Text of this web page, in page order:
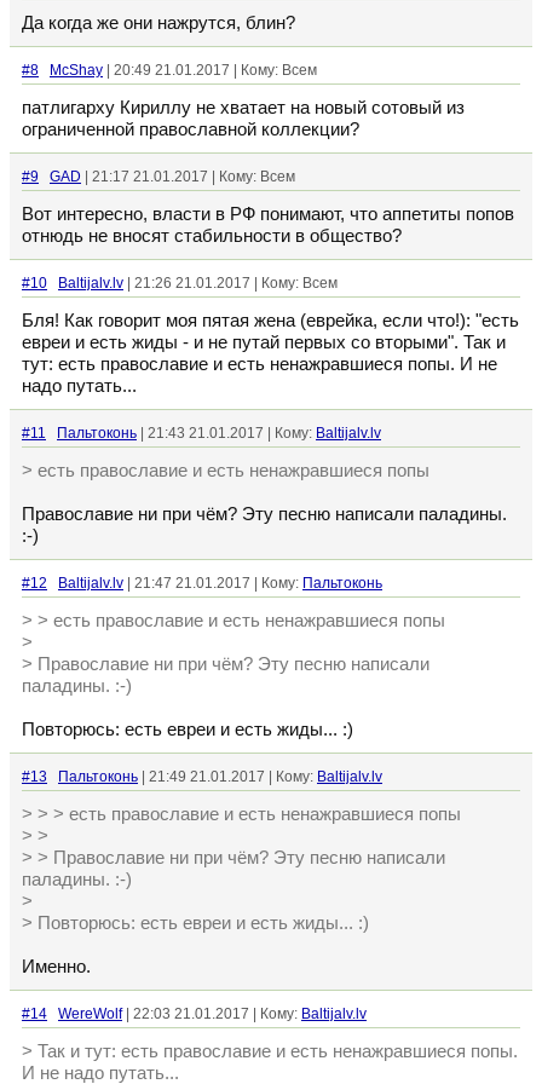
Да когда же они нажрутся, блин?
#8 McShay | 20:49 21.01.2017 | Кому: Всем
патлигарху Кириллу не хватает на новый сотовый из
ограниченной православной коллекции?
#9 GAD | 21:17 21.01.2017 | Кому: Всем
Вот интересно, власти в РФ понимают, что аппетиты попов
отнюдь не вносят стабильности в общество?
#10 Baltijalv.lv | 21:26 21.01.2017 | Кому: Всем
Бля! Как говорит моя пятая жена (еврейка, если что!): "есть
евреи и есть жиды - и не путай первых со вторыми". Так и
тут: есть православие и есть ненажравшиеся попы. И не
надо путать...
#11 Пальтоконь | 21:43 21.01.2017 | Кому: Baltijalv.lv
> есть православие и есть ненажравшиеся попы
Православие ни при чём? Эту песню написали паладины.
:-)
#12 Baltijalv.lv | 21:47 21.01.2017 | Кому: Пальтоконь
> > есть православие и есть ненажравшиеся попы
>
> Православие ни при чём? Эту песню написали
паладины. :-)
Повторюсь: есть евреи и есть жиды... :)
#13 Пальтоконь | 21:49 21.01.2017 | Кому: Baltijalv.lv
> > > есть православие и есть ненажравшиеся попы
> >
> > Православие ни при чём? Эту песню написали
паладины. :-)
>
> Повторюсь: есть евреи и есть жиды... :)
Именно.
#14 WereWolf| 22:03 21.01.2017 | Кому: Baltijalv.lv
> Так и тут: есть православие и есть ненажравшиеся попы.
И не надо путать...